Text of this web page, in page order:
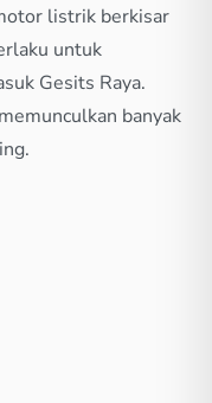
listrik berkisar
untuk
Gesits Raya.
banyak